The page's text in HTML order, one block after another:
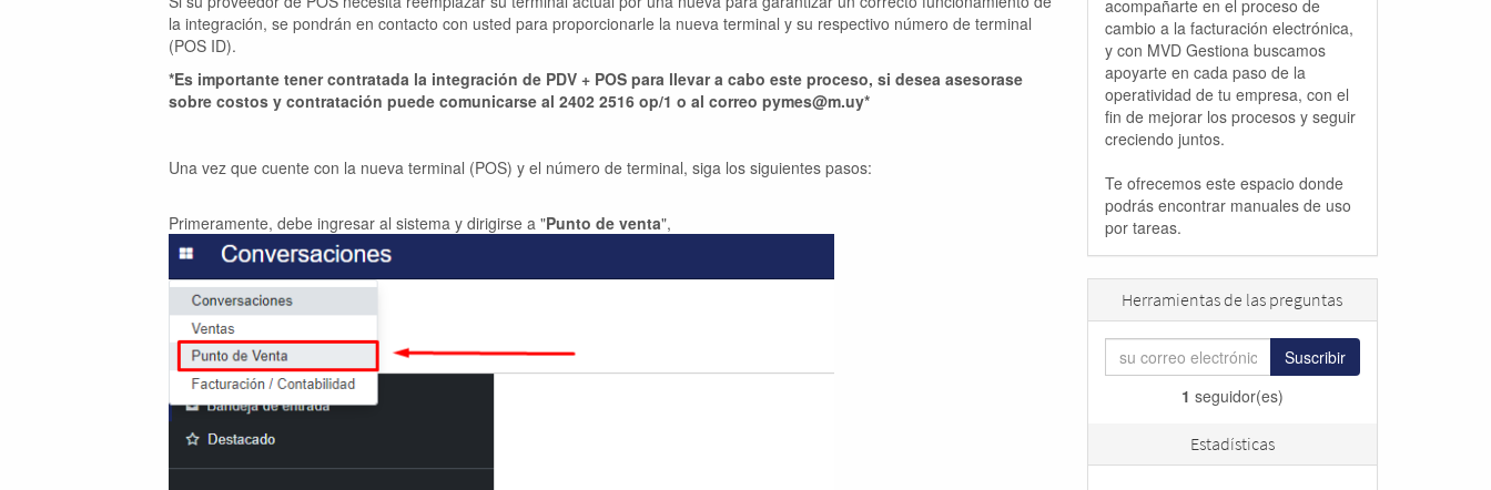
la integración, se pondrán en contacto con usted para proporcionarle la nueva terminal y su respectivo número de terminal
(POS ID).
*Es importante tener contratada la integración de PDV + POS para llevar a cabo este proceso, si desea asesorase
sobre costos y contratación puede comunicarse al 2402 2516 op/1 o al correo pymes@m.uy*
Una vez que cuente con la nueva terminal (POS) y el número de terminal, siga los siguientes pasos:
Primeramente, debe ingresar al sistema y dirigirse a "Punto de venta",
acompañarte en el proceso de
cambio a la facturación electrónica,
y con MVD Gestiona buscamos
apoyarte en cada paso de la
operatividad de tu empresa, con el
fin de mejorar los procesos y seguir
creciendo juntos.
Te ofrecemos este espacio donde
podrás encontrar manuales de uso
por tareas.
Herramientas de las preguntas
Suscribir
1 seguidor(es)
Estadísticas